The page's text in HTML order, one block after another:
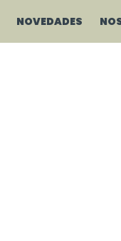
NOVEDADES